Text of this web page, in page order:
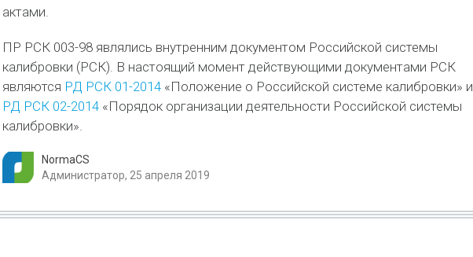
актами.
ПР РСК 003-98 являлись внутренним документом Российской системы
калибровки (РСК). В настоящий момент действующими документами РСК
являются РД РСК 01-2014«Положение о Российской системе калибровки» и
РД РСК 02-2014«Порядок организации деятельности Российской системы
калибровки».
NormaCS
Администратор, 25 апреля 2019